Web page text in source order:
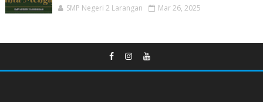
SMP Negeri 2 Larangan Mar 26, 2025